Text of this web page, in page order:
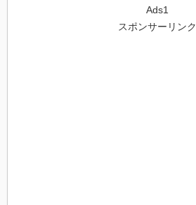
Ads1
スポンサーリンク